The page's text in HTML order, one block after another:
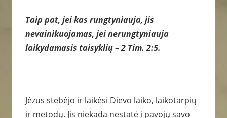
Taip pat, jei kas rungtyniauja, jis
nevainikuojamas, jei nerungtyniauja
laikydamasis taisyklių – 2 Tim. 2:5.
Jėzus stebėjo ir laikėsi Dievo laiko, laikotarpių
ir metodų. Jis niekada nestatė į pavojų savo